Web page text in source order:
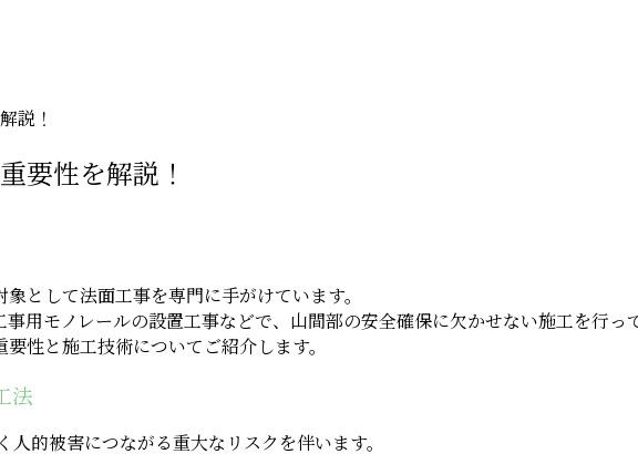
説！
要性を解説！
として法面工事を専門に手がけています。
用モノレールの設置工事などで、山間部の安全確保に欠かせない施工を行っ
性と施工技術についてご紹介します。
法
的被害につながる重大なリスクを伴います。